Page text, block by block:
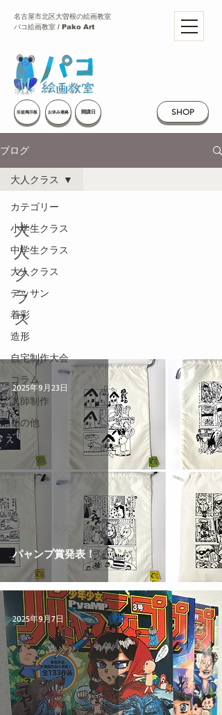
SHOP
名古屋市北区大曽根の絵画教室
パコ絵画教室 / Pako Art
生徒掲示板 お休み連絡 開講日
ブログ
カテゴリー
小学生クラス
中学生クラス
大人クラス
デッサン
着彩
造形
自宅制作大会
コラム
講師制作
その他
大人クラス
大
人
ク
ラ
ス
パャンプ賞発表！
小学生クラス
2025年9月23日
2025年9月7日